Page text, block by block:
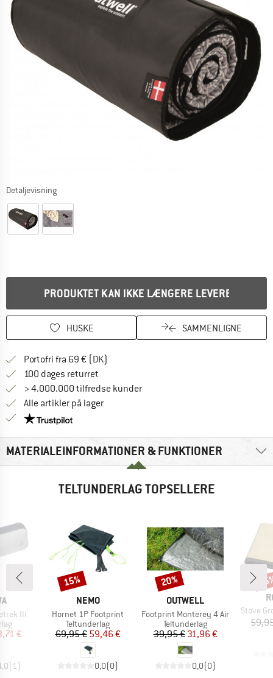
Detaljevisning
PRODUKTET KAN IKKE LÆNGERE LEVERES
HUSKE SAMMENLIGNE
Portofri fra 69 € (DK)
100 dages returret
> 4.000.000 tilfredse kunder
Alle artikler på lager
Vi er Trustpilot-certificeret - oplysningerne får du
MATERIALEINFORMATIONER & FUNKTIONER
TELTUNDERLAG TOPSELLERE
III
pris
€
(1 )
MÆRKE
NEMO
Artikel
Hornet 1P Footprint
Produktgruppe
Teltunderlag
Pris
69,95 €Nedsat pris
59,46 €
0,0(0)
Rabat
15%
MÆRKE
OUTWELL
Artikel
Footprint Monterey 4 Air
Produktgruppe
Teltunderlag
Pris
39,95 €Nedsat pris
31,96 €
0,0(0)
Rabat
20%
Artikel
Stove